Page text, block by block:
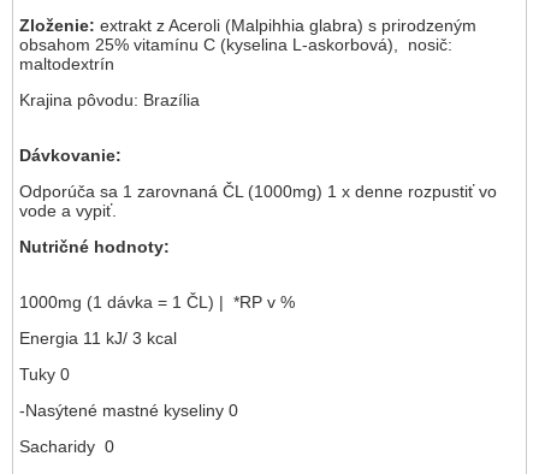
Zloženie: extrakt z Aceroli (Malpihhia glabra) s prirodzeným
obsahom 25% vitamínu C (kyselina L-askorbová), nosič:
maltodextrín
Krajina pôvodu: Brazília
Dávkovanie:
Odporúča sa 1 zarovnaná ČL (1000mg) 1 x denne rozpustiť vo
vode a vypiť.
Nutričné hodnoty:
1000mg (1 dávka = 1 ČL) | *RP v %
Energia 11 kJ/ 3 kcal
Tuky 0
-Nasýtené mastné kyseliny 0
Sacharidy 0